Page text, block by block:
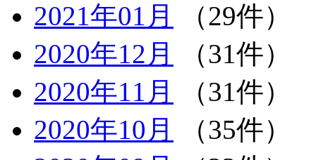
2021年01月
（29件）
2020年12月
（31件）
2020年11月
（31件）
2020年10月
（35件）